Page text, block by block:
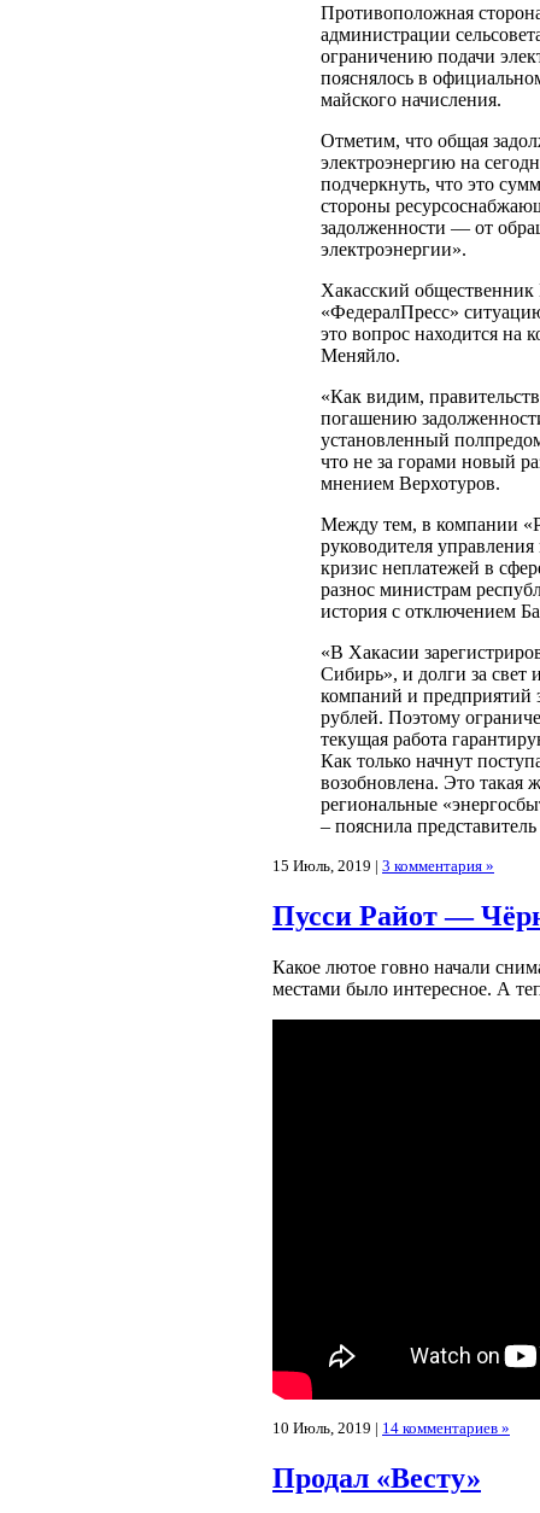
Противоположная
администрации
ограничению подачи
пояснялось в
майского начисления.
Отметим, что общая
электроэнергию на
подчеркнуть, что это
стороны
задолженности — от
электроэнергии».
Хакасский
«ФедералПресс»
это вопрос находится на
Меняйло.
«Как видим,
погашению
установленный
что не за горами новый
мнением Верхотуров.
Между тем, в компании
руководителя
кризис неплатежей в
разнос министрам
история с отключением
«В Хакасии
Сибирь», и долги за
компаний и предприятий
рублей. Поэтому
текущая работа
Как только начнут
возобновлена. Это такая
региональные
– пояснила
15 Июль, 2019 | 3 комментария »
Пусси Райот —
Какое лютое говно начали
местами было интересное. А
10 Июль, 2019 | 14 комментариев »
Продал «Весту»